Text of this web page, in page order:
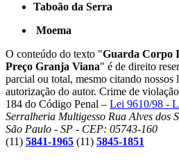
Taboão da Serra
Moema
O conteúdo do texto "Guarda Corpo
Preço Granja Viana" é de direito
parcial ou total, mesmo citando nossos
autorização do autor. Crime de
184 do Código Penal – Lei 9610/98 -
Serralheria Multigesso Rua Alves dos
São Paulo - SP - CEP: 05743-160
(11) 5841-1965 (11) 5845-1851